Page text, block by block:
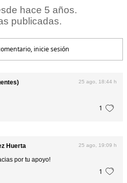
hace 5 años.
publicadas.
inicie sesión
25 ago, 18:44 h
1
Huerta 25 ago, 19:09 h
por tu apoyo!
1